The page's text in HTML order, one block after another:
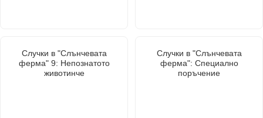
Случки в "Слънчевата
ферма" 9: Непознатото
животинче
Случки в "Слънчевата
ферма": Специално
поръчение